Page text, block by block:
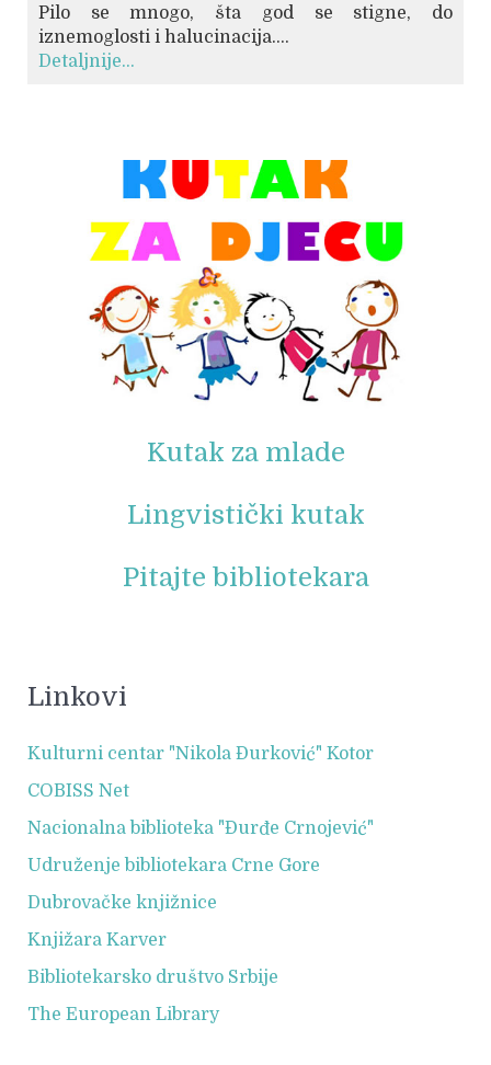
Pilo se mnogo, šta god se stigne, do
iznemoglosti i halucinacija....
Detaljnije...
Kutak za mlade
Lingvistički kutak
Pitajte bibliotekara
Linkovi
Kulturni centar "Nikola Đurković" Kotor
COBISS Net
Nacionalna biblioteka "Đurđe Crnojević"
Udruženje bibliotekara Crne Gore
Dubrovačke knjižnice
Knjižara Karver
Bibliotekarsko društvo Srbije
The European Library